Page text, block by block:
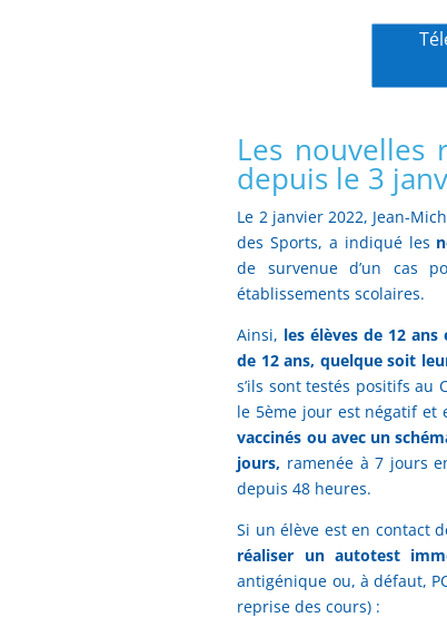
Les nouvelles
depuis le 3
Le 2 janvier 2022, Jean-
des Sports, a indiqué les
de survenue d’un cas
établissements scolaires.
Ainsi, les élèves de 12
de 12 ans, quelque soit
s’ils sont testés positifs au
le 5ème jour est négatif et
vaccinés ou avec un
jours, ramenée à 7 jours
depuis 48 heures.
Si un élève est en contact
réaliser un autotest
antigénique ou, à défaut,
reprise des cours) :